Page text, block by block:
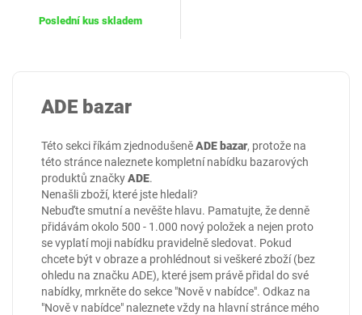
Poslední kus skladem
ADE bazar
Této sekci říkám zjednodušeněADE bazar, protože na
této stránce naleznete kompletní nabídku bazarových
produktů značkyADE.
Nenašli zboží, které jste hledali?
Nebuďte smutní a nevěšte hlavu. Pamatujte, že denně
přidávám okolo 500 - 1.000 nový položek a nejen proto
se vyplatí moji nabídku pravidelně sledovat. Pokud
chcete být v obraze a prohlédnout si veškeré zboží (bez
ohledu na značku ADE), které jsem právě přidal do své
nabídky, mrkněte do sekce "Nově v nabídce". Odkaz na
"Nově v nabídce" naleznete vždy na hlavní stránce mého